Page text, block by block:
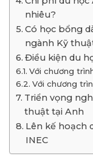
nhiêu?
Có học bổng
ngành Kỹ
Điều kiện du
Với chương
Với chương
Triển vọng
thuật tại Anh
Lên kế hoạch
INEC